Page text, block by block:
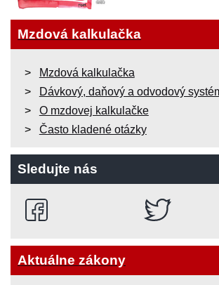
Mzdová kalkulačka
Mzdová kalkulačka
Dávkový, daňový a odvodový
O mzdovej kalkulačke
Často kladené otázky
Sledujte nás
Aktuálne zákony